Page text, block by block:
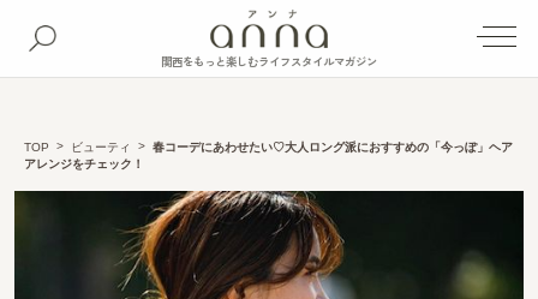
関西をもっと楽しむライフスタイルマガジン
TOP ビューティ
春コーデにあわせたい♡大人ロング派におすすめの「今っぽ」ヘア
アレンジをチェック！